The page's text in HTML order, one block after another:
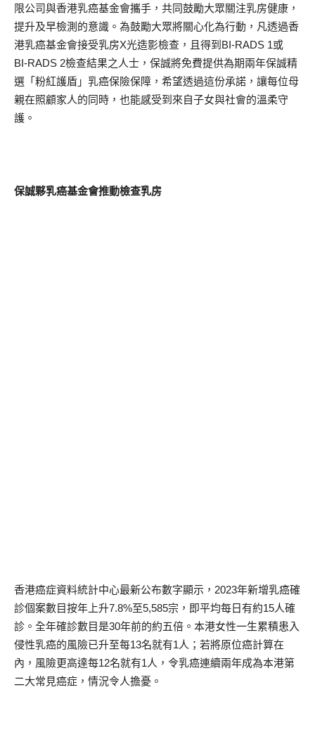
限公司與香港乳癌基金會攜手，共同鼓勵大眾關注乳房健康，
提升及早檢測的意識。為鼓勵大眾將關心化為行動，凡透過香
港乳癌基金會接受乳房X光造影檢查，且得到BI‑RADS 1或
BI‑RADS 2檢查結果之人士，保誠將免費提供為期兩年保誠精
選「粉紅護盾」乳癌保險保障，希望透過這份承諾，讓每位母
親在照顧家人的同時，也能感受到來自子女與社會的溫柔守
護。
保誠夥乳癌基金會推動檢查乳房
香港癌症資料統計中心最新公布數字顯示，2023年新增乳癌確
診個案數目按年上升7.8%至5,585宗，即平均每日有約15人確
診。全年確診數目是30年前的約五倍。本港女性一生累積患入
侵性乳癌的風險已升至每13名就有1人；若將原位癌計算在
內，風險更高達每12名就有1人，令乳癌連續兩年成為本港第
二大常見癌症，情況令人擔憂。